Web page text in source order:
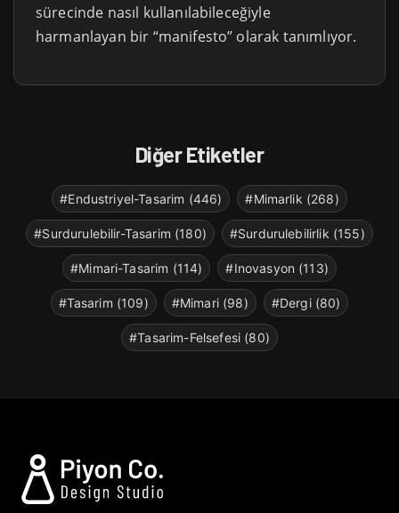
sürecinde nasıl kullanılabileceğiyle
harmanlayan bir “manifesto” olarak tanımlıyor.
Diğer Etiketler
#Endustriyel-Tasarim (446) #Mimarlik (268)
#Surdurulebilir-Tasarim (180) #Surdurulebilirlik (155)
#Mimari-Tasarim (114) #Inovasyon (113)
#Tasarim (109) #Mimari (98) #Dergi (80)
#Tasarim-Felsefesi (80)